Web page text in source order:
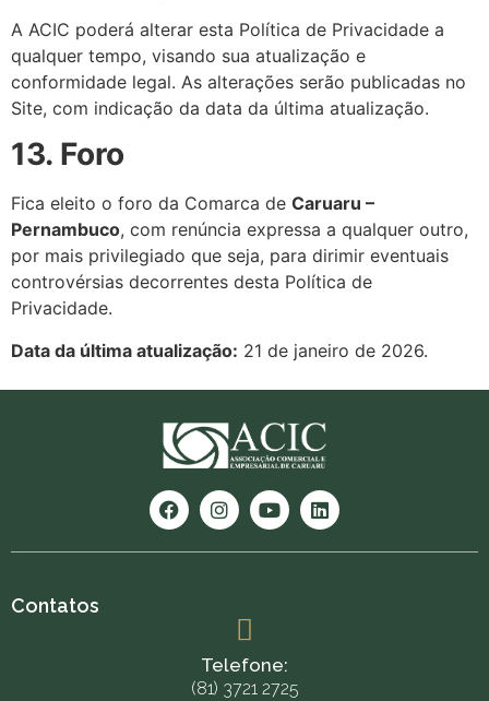
A ACIC poderá alterar esta Política de Privacidade a
qualquer tempo, visando sua atualização e
conformidade legal. As alterações serão publicadas no
Site, com indicação da data da última atualização.
13. Foro
Fica eleito o foro da Comarca de Caruaru –
Pernambuco, com renúncia expressa a qualquer outro,
por mais privilegiado que seja, para dirimir eventuais
controvérsias decorrentes desta Política de
Privacidade.
Data da última atualização: 21 de janeiro de 2026.
Contatos
Telefone:
(81) 3721 2725